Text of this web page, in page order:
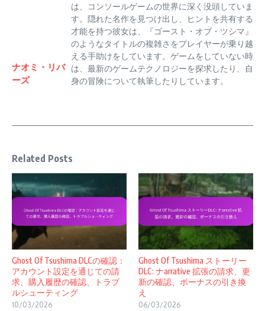
ナオミ・リバ
ーズ
は、コンソールゲームの世界に深く没頭していま
す。隠れた名作を見つけ出し、ヒントを共有する
才能を持つ彼女は、『ゴースト・オブ・ツシマ』
のようなタイトルの複雑さをプレイヤーが乗り越
える手助けをしています。ゲームをしていない時
は、最新のゲームテクノロジーを探求したり、自
身の冒険について執筆したりしています。
Related Posts
Ghost Of Tsushima DLCの確認：
アカウント設定を通じての請
求、購入履歴の確認、トラブ
ルシューティング
10/03/2026
Ghost Of Tsushima ストーリー
DLC: ナarrative 拡張の請求、更
新の確認、ボーナスの引き換
え
06/03/2026